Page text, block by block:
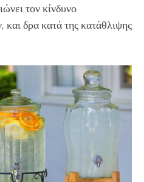
τον κίνδυνο
δρα κατά της κατάθλιψης